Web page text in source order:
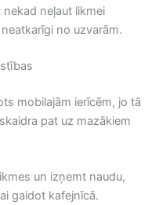
nekad neļaut likmei
no uzvarām.
mobilajām ierīcēm, jo tā
pat uz mazākiem
un izņemt naudu,
gaidot kafejnīcā.